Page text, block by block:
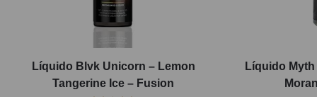
Líquido Blvk Unicorn – Lemon
Tangerine Ice – Fusion
Líquido